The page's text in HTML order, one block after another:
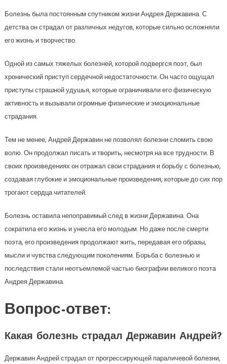
Болезнь была постоянным спутником жизни Андрея Державина. С
детства он страдал от различных недугов, которые сильно осложняли
его жизнь и творчество.
Одной из самых тяжелых болезней, которой подвергся поэт, был
хронический приступ сердечной недостаточности. Он часто ощущал
приступы страшной удушья, которые ограничивали его физическую
активность и вызывали огромные физические и эмоциональные
страдания.
Тем не менее, Андрей Державин не позволял болезни сломить свою
волю. Он продолжал писать и творить, несмотря на все трудности. В
своих произведениях он отражал свои страдания и борьбу с болезнью,
создавая глубокие и эмоциональные произведения, которые до сих пор
трогают сердца читателей.
Болезнь оставила непоправимый след в жизни Державина. Она
сократила его жизнь и унесла его молодым. Но даже после смерти
поэта, его произведения продолжают жить, передавая его образы,
мысли и чувства следующим поколениям. Борьба с болезнью и
последствия стали неотъемлемой частью биографии великого поэта
Андрея Державина.
Вопрос-ответ:
Какая болезнь страдал Державин Андрей?
Державин Андрей страдал от прогрессирующей параличевой болезни,